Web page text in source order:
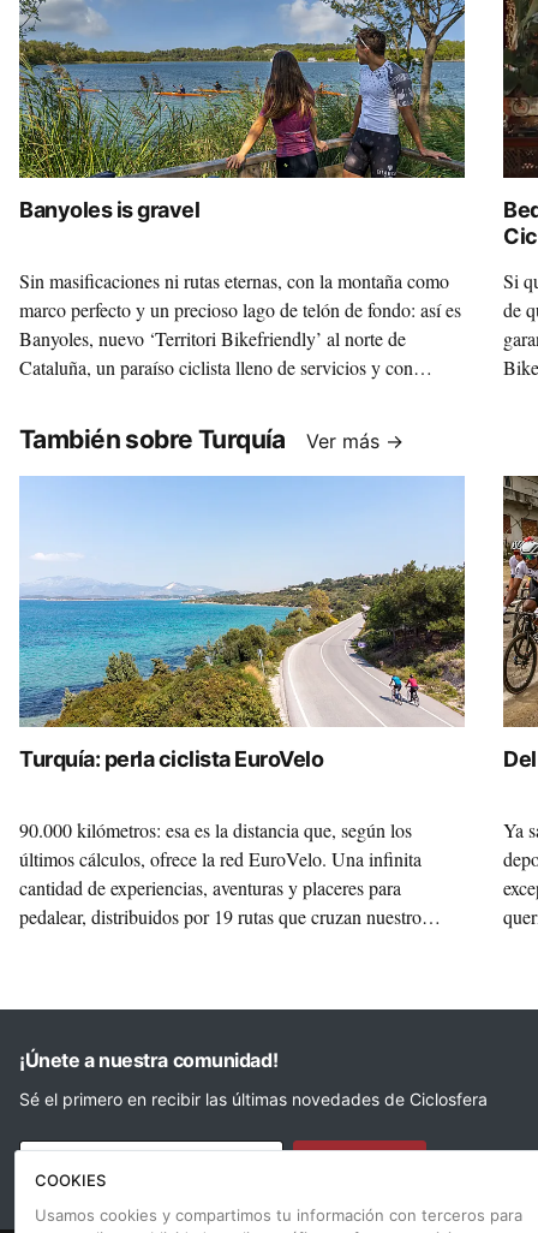
Banyoles is gravel
Sin masificaciones ni rutas eternas, con la montaña como
marco perfecto y un precioso lago de telón de fondo: así es
Banyoles, nuevo ‘Territori Bikefriendly’ al norte de
Cataluña, un paraíso ciclista lleno de servicios y con
Si
de
También sobre Turquía Ver más →
Turquía: perla ciclista EuroVelo
90.000 kilómetros: esa es la distancia que, según los
últimos cálculos, ofrece la red EuroVelo. Una infinita
cantidad de experiencias, aventuras y placeres para
pedalear, distribuidos por 19 rutas que cruzan nuestro
que podemos descubrir con nuestras bicis.
Ya
¡Únete a nuestra comunidad!
Sé el primero en recibir las últimas novedades de Ciclosfera
Tu email
COOKIES
Usamos cookies y compartimos tu información con terceros para